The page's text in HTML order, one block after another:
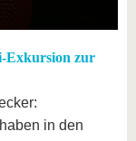
Exkursion zur
in den